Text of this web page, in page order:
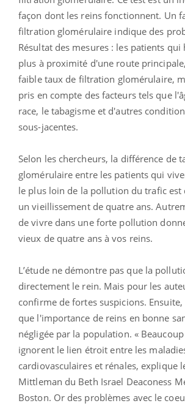
façon dont les reins fonctionnent. Un
filtration glomérulaire indique des
Résultat des mesures : les patients
plus à proximité d'une route
faible taux de filtration glomérulaire,
pris en compte des facteurs tels que
race, le tabagisme et d'autres
sous-jacentes.
Selon les chercheurs, la différence de
glomérulaire entre les patients qui
le plus loin de la pollution du trafic est
un vieillissement de quatre ans.
de vivre dans une forte pollution
vieux de quatre ans à vos reins.
L’étude ne démontre pas que la
directement le rein. Mais pour les
confirme de fortes suspicions.
que l'importance de reins en bonne
négligée par la population. «
ignorent le lien étroit entre les
cardiovasculaires et rénales, explique
Mittleman du Beth Israel Deaconess
Boston. Or des problèmes avec le